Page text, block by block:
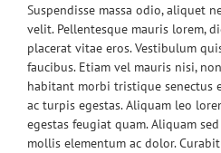
Suspendisse massa odio, aliquet
velit. Pellentesque mauris lorem,
placerat vitae eros. Vestibulum
faucibus. Etiam vel mauris nisi,
habitant morbi tristique senectus
ac turpis egestas. Aliquam leo
egestas feugiat quam. Aliquam
mollis elementum ac dolor.